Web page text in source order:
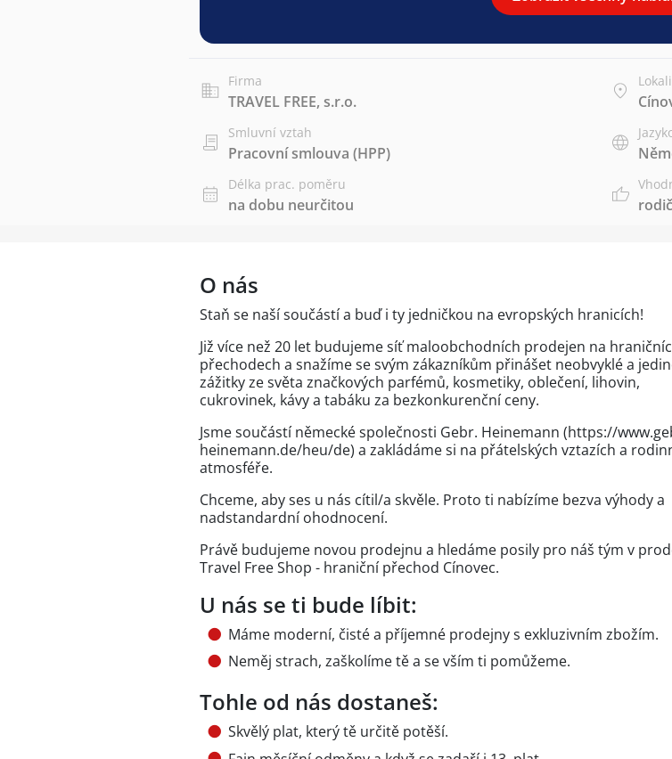
Firma
TRAVEL FREE, s.r.o.
Smluvní vztah
Pracovní smlouva (HPP)
Délka prac. poměru
na dobu neurčitou
O nás
Staň se naší součástí a buď i ty jedničkou na evropských hranicích!
Již více než 20 let budujeme síť maloobchodních prodejen na
přechodech a snažíme se svým zákazníkům přinášet neobvyklé a
zážitky ze světa značkových parfémů, kosmetiky, oblečení, lihovin,
cukrovinek, kávy a tabáku za bezkonkurenční ceny.
Jsme součástí německé společnosti Gebr. Heinemann (https://
heinemann.de/heu/de) a zakládáme si na přátelských vztazích a
atmosféře.
Chceme, aby ses u nás cítil/a skvěle. Proto ti nabízíme bezva výhody a
nadstandardní ohodnocení.
Právě budujeme novou prodejnu a hledáme posily pro náš tým v
Travel Free Shop - hraniční přechod Cínovec.
U nás se ti bude líbit:
Máme moderní, čisté a příjemné prodejny s exkluzivním zbožím.
Neměj strach, zaškolíme tě a se vším ti pomůžeme.
Tohle od nás dostaneš:
Skvělý plat, který tě určitě potěší.